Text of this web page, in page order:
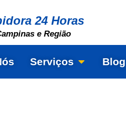
24 Horas
e Região
Serviços Blog